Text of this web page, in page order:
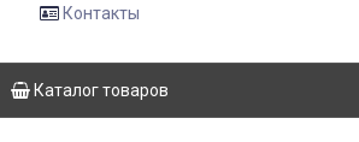
Контакты
Каталог товаров